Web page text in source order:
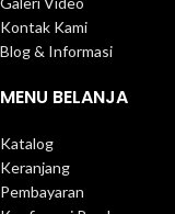
Kontak Kami
Blog & Informasi
MENU BELANJA
Katalog
Keranjang
Pembayaran